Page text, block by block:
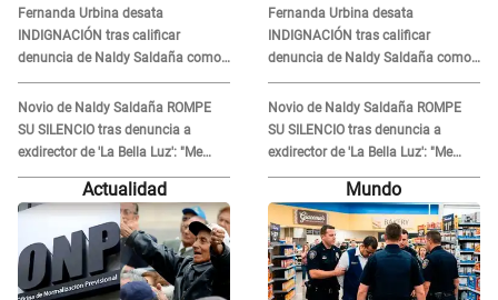
Fernanda Urbina desata
INDIGNACIÓN tras calificar
denuncia de Naldy Saldaña como
'acto bochornoso': "No es justo
atacar a otra mujer"
Novio de Naldy Saldaña ROMPE
SU SILENCIO tras denuncia a
exdirector de 'La Bella Luz': "Me
basta con que ella esté bien"
Fernanda Urbina desata
INDIGNACIÓN tras calificar
denuncia de Naldy Saldaña como
'acto bochornoso': "No es justo
atacar a otra mujer"
Novio de Naldy Saldaña ROMPE
SU SILENCIO tras denuncia a
exdirector de 'La Bella Luz': "Me
basta con que ella esté bien"
Actualidad Mundo